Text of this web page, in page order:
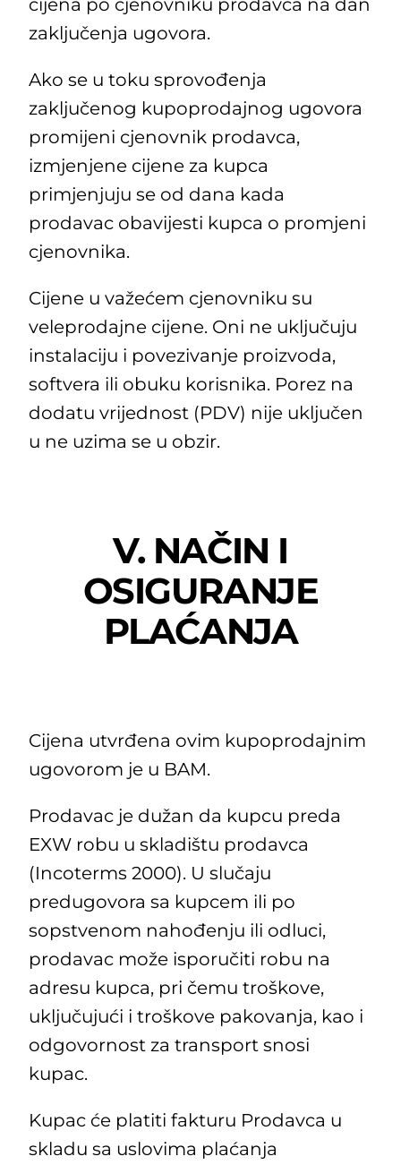
cijena po cjenovniku prodavca na dan
zaključenja ugovora.
Ako se u toku sprovođenja
zaključenog kupoprodajnog ugovora
promijeni cjenovnik prodavca,
izmjenjene cijene za kupca
primjenjuju se od dana kada
prodavac obavijesti kupca o promjeni
cjenovnika.
Cijene u važećem cjenovniku su
veleprodajne cijene. Oni ne uključuju
instalaciju i povezivanje proizvoda,
softvera ili obuku korisnika. Porez na
dodatu vrijednost (PDV) nije uključen
u ne uzima se u obzir.
V. NAČIN I
OSIGURANJE
PLAĆANJA
Cijena utvrđena ovim kupoprodajnim
ugovorom je u BAM.
Prodavac je dužan da kupcu preda
EXW robu u skladištu prodavca
(Incoterms 2000). U slučaju
predugovora sa kupcem ili po
sopstvenom nahođenju ili odluci,
prodavac može isporučiti robu na
adresu kupca, pri čemu troškove,
uključujući i troškove pakovanja, kao i
odgovornost za transport snosi
kupac.
Kupac će platiti fakturu Prodavca u
skladu sa uslovima plaćanja